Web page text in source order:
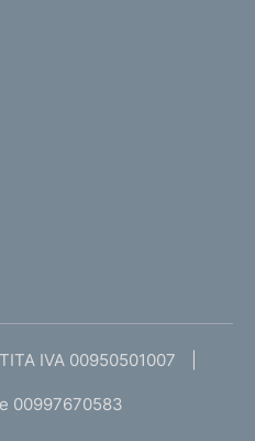
IVA 00950501007
00997670583